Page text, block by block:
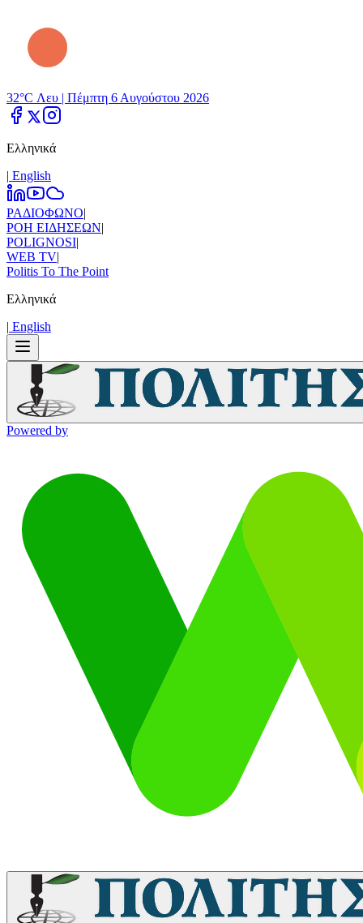
32°C Λευ | Πέμπτη 6 Αυγούστου 2026
Ελληνικά
| Εnglish
ΡΑΔΙΟΦΩΝΟ|
ΡΟΗ ΕΙΔΗΣΕΩΝ|
POLIGNOSI|
WEB TV|
Politis To The Point
Ελληνικά
| Εnglish
Powered by